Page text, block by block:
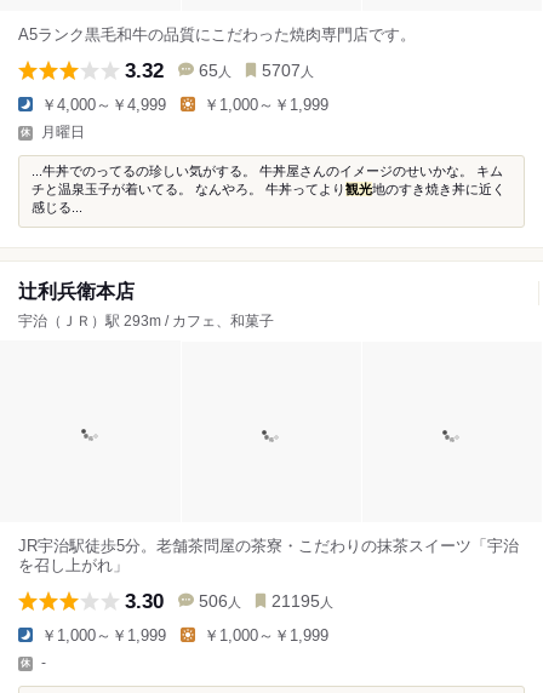
A5ランク黒毛和牛の品質にこだわった焼肉専門店です。
3.32 65 人 5707 人
￥4,000～￥4,999 ￥1,000～￥1,999
月曜日
...牛丼でのってるの珍しい気がする。 牛丼屋さんのイメージのせいかな。 キム
チと温泉玉子が着いてる。 なんやろ。 牛丼ってより観光地のすき焼き丼に近く
感じる...
辻利兵衛本店
宇治（ＪＲ）駅 293m / カフェ、和菓子
JR宇治駅徒歩5分。老舗茶問屋の茶寮・こだわりの抹茶スイーツ「宇治
を召し上がれ」
3.30 506 人 21195 人
￥1,000～￥1,999 ￥1,000～￥1,999
-